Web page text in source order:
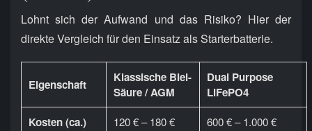
Lohnt sich der Aufwand und das Risiko? Hier der
direkte Vergleich für den Einsatz als Starterbatterie.
Eigenschaft
Klassische Blei-
Säure / AGM
Dual Purpose
LiFePO4
Kosten (ca.)
120 € – 180 € 600 € – 1.000 €